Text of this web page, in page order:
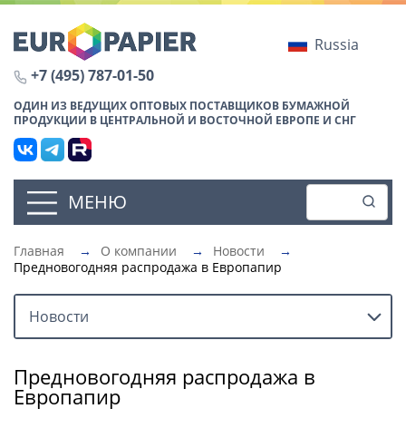
Russia
+7 (495) 787-01-50
ОДИН ИЗ ВЕДУЩИХ ОПТОВЫХ ПОСТАВЩИКОВ БУМАЖНОЙ
ПРОДУКЦИИ В ЦЕНТРАЛЬНОЙ И ВОСТОЧНОЙ ЕВРОПЕ И СНГ
МЕНЮ
Главная → О компании → Новости
→
Предновогодняя распродажа в Европапир
Новости
Предновогодняя распродажа в
Европапир